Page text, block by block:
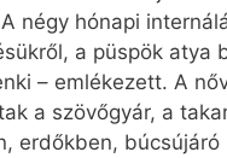
négy hónapi
a püspök atya
– emlékezett. A
a szövőgyár, a
erdőkben, búcsújáró